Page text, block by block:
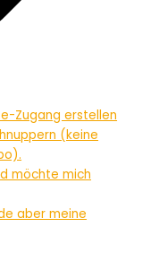
Zugang erstellen
(keine
möchte mich
aber meine